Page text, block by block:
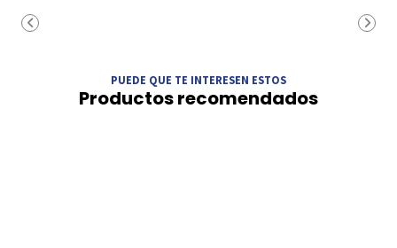
PUEDE QUE TE INTERESEN ESTOS
Productos recomendados